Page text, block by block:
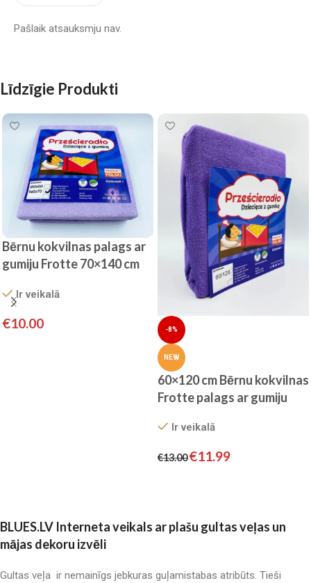
Pašlaik atsauksmju nav.
Līdzīgie Produkti
Bērnu kokvilnas palags ar
gumiju Frotte 70×140 cm
Ir veikalā
€10.00 -8%
NEW
60×120 cm Bērnu kokvilnas
Frotte palags ar gumiju
Ir veikalā
€13.00€11.99
BLUES.LV Interneta veikals ar plašu gultas veļas un
mājas dekoru izvēli
Gultas veļa ir nemainīgs jebkuras guļamistabas atribūts. Tieši